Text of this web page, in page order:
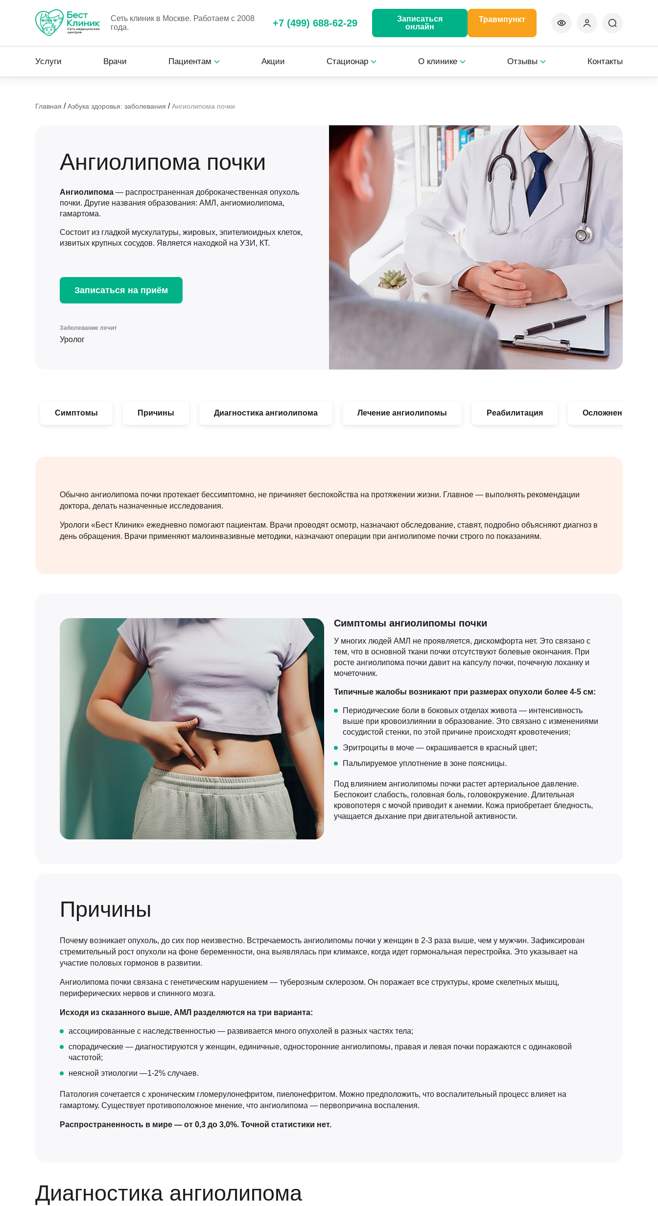
Сеть клиник в Москве. Работаем с 2008
года.
+7 (499) 688-62-29
Записаться
онлайн
Травмпункт
Услуги Врачи Пациентам Акции Стационар О клинике Отзывы Контакты
Главная /Азбука здоровья: заболевания /Ангиолипома почки
Ангиолипома почки
Ангиолипома — распространенная доброкачественная опухоль
почки. Другие названия образования: АМЛ, ангиомиолипома,
гамартома.
Состоит из гладкой мускулатуры, жировых, эпителиоидных клеток,
извитых крупных сосудов. Является находкой на УЗИ, КТ.
Записаться на приём
Заболевание лечит
Уролог
Симптомы Причины Диагностика ангиолипома Лечение ангиолипомы Реабилитация Осложнения
Обычно ангиолипома почки протекает бессимптомно, не причиняет беспокойства на протяжении жизни. Главное — выполнять рекомендации
доктора, делать назначенные исследования.
Урологи «Бест Клиник» ежедневно помогают пациентам. Врачи проводят осмотр, назначают обследование, ставят, подробно объясняют диагноз в
день обращения. Врачи применяют малоинвазивные методики, назначают операции при ангиолипоме почки строго по показаниям.
Симптомы ангиолипомы почки
У многих людей АМЛ не проявляется, дискомфорта нет. Это связано с
тем, что в основной ткани почки отсутствуют болевые окончания. При
росте ангиолипома почки давит на капсулу почки, почечную лоханку и
мочеточник.
Типичные жалобы возникают при размерах опухоли более 4-5 см:
Периодические боли в боковых отделах живота — интенсивность
выше при кровоизлиянии в образование. Это связано с изменениями
сосудистой стенки, по этой причине происходят кровотечения;
Эритроциты в моче — окрашивается в красный цвет;
Пальпируемое уплотнение в зоне поясницы.
Под влиянием ангиолипомы почки растет артериальное давление.
Беспокоит слабость, головная боль, головокружение. Длительная
кровопотеря с мочой приводит к анемии. Кожа приобретает бледность,
учащается дыхание при двигательной активности.
Причины
Почему возникает опухоль, до сих пор неизвестно. Встречаемость ангиолипомы почки у женщин в 2-3 раза выше, чем у мужчин. Зафиксирован
стремительный рост опухоли на фоне беременности, она выявлялась при климаксе, когда идет гормональная перестройка. Это указывает на
участие половых гормонов в развитии.
Ангиолипома почки связана с генетическим нарушением — туберозным склерозом. Он поражает все структуры, кроме скелетных мышц,
периферических нервов и спинного мозга.
Исходя из сказанного выше, АМЛ разделяются на три варианта:
ассоциированные с наследственностью — развивается много опухолей в разных частях тела;
спорадические — диагностируются у женщин, единичные, односторонние ангиолипомы, правая и левая почки поражаются с одинаковой
частотой;
неясной этиологии —1-2% случаев.
Патология сочетается с хроническим гломерулонефритом, пиелонефритом. Можно предположить, что воспалительный процесс влияет на
гамартому. Существует противоположное мнение, что ангиолипома — первопричина воспаления.
Распространенность в мире — от 0,3 до 3,0%. Точной статистики нет.
Диагностика ангиолипома